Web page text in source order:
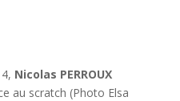
Nicolas PERROUX
au scratch (Photo Elsa